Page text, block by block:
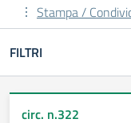
Stampa /
FILTRI
circ. n.322